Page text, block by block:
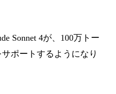
Sonnet 4が、100万トー
ポートするようになり